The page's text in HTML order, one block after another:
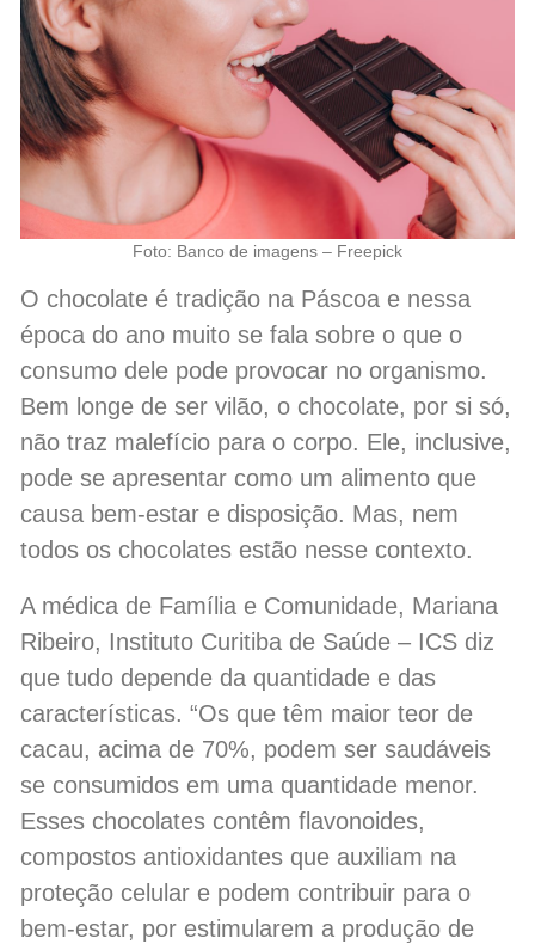
Foto: Banco de imagens – Freepick
O chocolate é tradição na Páscoa e nessa
época do ano muito se fala sobre o que o
consumo dele pode provocar no organismo.
Bem longe de ser vilão, o chocolate, por si só,
não traz malefício para o corpo. Ele, inclusive,
pode se apresentar como um alimento que
causa bem-estar e disposição. Mas, nem
todos os chocolates estão nesse contexto.
A médica de Família e Comunidade, Mariana
Ribeiro, Instituto Curitiba de Saúde – ICS diz
que tudo depende da quantidade e das
características. “Os que têm maior teor de
cacau, acima de 70%, podem ser saudáveis
se consumidos em uma quantidade menor.
Esses chocolates contêm flavonoides,
compostos antioxidantes que auxiliam na
proteção celular e podem contribuir para o
bem-estar, por estimularem a produção de